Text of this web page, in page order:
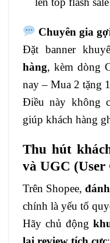
Chuyên gia
Đặt banner
hàng, kèm dòng
nay – Mua 2 tặng
Điều này không
giúp khách hàng
Thu hút
và UGC (User
Trên Shopee,
chính là yếu tố
Hãy chủ động